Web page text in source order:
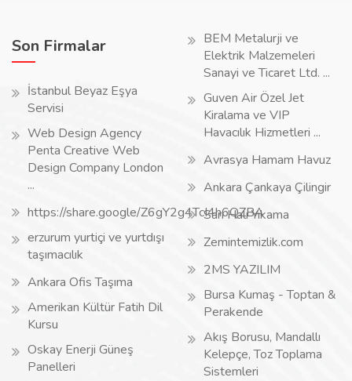
Son Firmalar
İstanbul Beyaz Eşya
Servisi
Web Design Agency
Penta Creative Web
Design Company London
...
https://share.google/Z6gY2g4TcI4h6QZBA
erzurum yurtiçi ve yurtdışı
taşımacılık
Ankara Ofis Taşıma
Amerikan Kültür Fatih Dil
Kursu
Oskay Enerji Güneş
Panelleri
BEM Metalurji ve
Elektrik Malzemeleri
Sanayi ve Ticaret Ltd. ...
Guven Air Özel Jet
Kiralama ve VIP
Havacılık Hizmetleri ...
Avrasya Hamam Havuz
Ankara Çankaya Çilingir
Sarı Halı Yıkama
Zemintemizlik.com
2MS YAZILIM
Bursa Kumaş - Toptan &
Perakende
Akış Borusu, Mandallı
Kelepçe, Toz Toplama
Sistemleri